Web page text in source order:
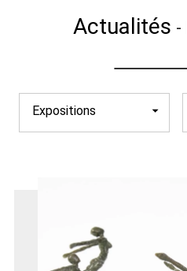
Actualités -
Expositions